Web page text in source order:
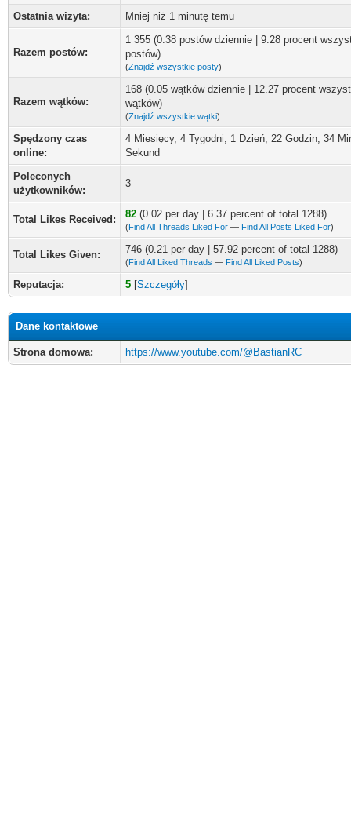
Ostatnia wizyta:
Mniej niż 1 minutę temu
Razem postów:
1 355 (0.38 postów dziennie | 9.28 procent
postów)
(Znajdź wszystkie posty)
Razem wątków:
168 (0.05 wątków dziennie | 12.27 procent
wątków)
(Znajdź wszystkie wątki)
Spędzony czas
online:
4 Miesięcy, 4 Tygodni, 1 Dzień, 22 Godzin, 34
Sekund
Poleconych
użytkowników:
3
Total Likes Received: 82 (0.02 per day | 6.37 percent of total 1288)
(Find All Threads Liked For — Find All Posts Liked For)
Total Likes Given: 746 (0.21 per day | 57.92 percent of total 1288)
(Find All Liked Threads — Find All Liked Posts)
Reputacja: 5 [Szczegóły]
Dane kontaktowe
Strona domowa: https://www.youtube.com/@BastianRC